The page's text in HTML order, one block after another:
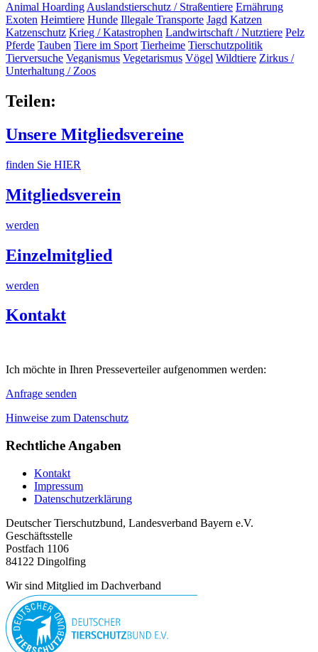
Animal Hoarding Auslandstierschutz / Straßentiere Ernährung
Exoten Heimtiere Hunde Illegale Transporte Jagd Katzen
Katzenschutz Krieg / Katastrophen Landwirtschaft / Nutztiere Pelz
Pferde Tauben Tiere im Sport Tierheime Tierschutzpolitik
Tierversuche Veganismus Vegetarismus Vögel Wildtiere Zirkus /
Unterhaltung / Zoos
Teilen:
Unsere Mitgliedsvereine
finden Sie HIER
Mitgliedsverein
werden
Einzelmitglied
werden
Kontakt
Ich möchte in Ihren Presseverteiler aufgenommen werden:
Anfrage senden
Hinweise zum Datenschutz
Rechtliche Angaben
Kontakt
Impressum
Datenschutzerklärung
Deutscher Tierschutzbund, Landesverband Bayern e.V.
Geschäftsstelle
Postfach 1106
84122 Dingolfing
Wir sind Mitglied im Dachverband